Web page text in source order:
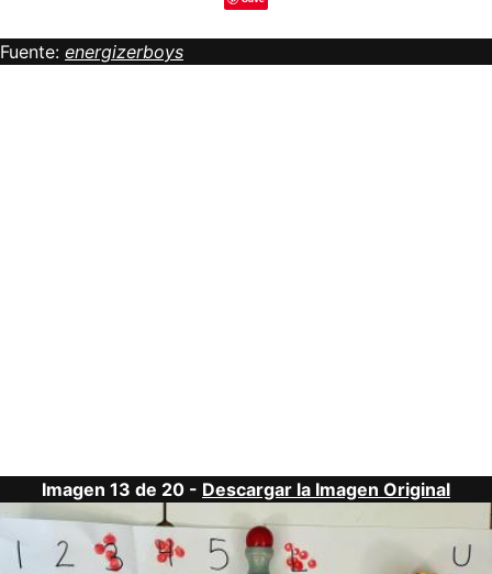
Fuente: energizerboys
Imagen 13 de 20 - Descargar la Imagen Original